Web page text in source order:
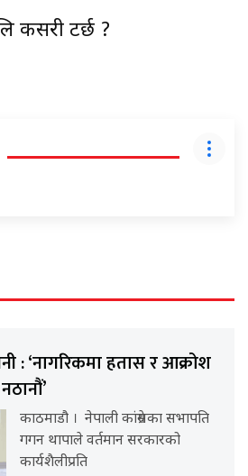
कसरी टर्छ ?
: ‘नागरिकमा हतास र आक्रोश
काठमाडौ । नेपाली कांग्रेसका सभापति
गगन थापाले वर्तमान सरकारको
कार्यशैलीप्रति